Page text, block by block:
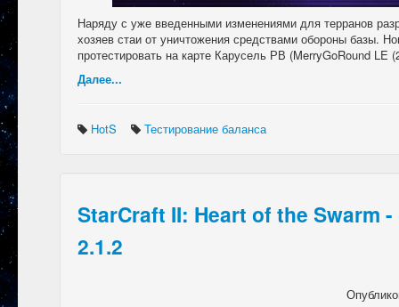
Наряду с уже введенными изменениями для терранов
хозяев стаи от уничтожения средствами обороны базы.
протестировать на карте Карусель РВ (MerryGoRound LE
Далее...
HotS Тестирование баланса
StarCraft II: Heart of the Swarm
2.1.2